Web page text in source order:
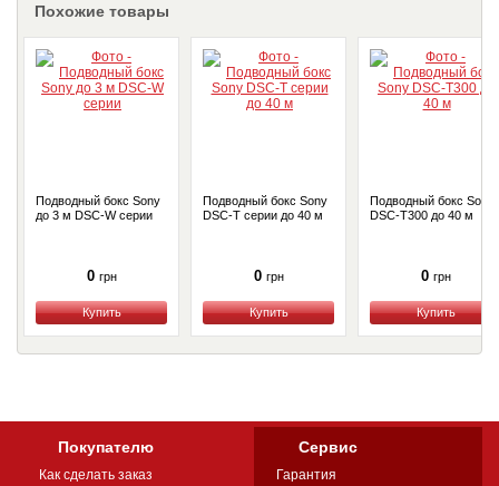
Похожие товары
Подводный бокс Sony
до 3 м DSC-W серии
0 грн
Купить
Подводный бокс Sony
DSC-T серии до 40 м
0 грн
Купить
Подводный бокс Sony
DSC-T300 до 40 м
0 грн
Купить
Покупателю
Как сделать заказ
Сервис
Гарантия